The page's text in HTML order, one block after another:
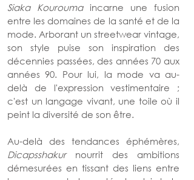
Siaka Kourouma incarne une fusion
entre les domaines de la santé et de la
mode. Arborant un streetwear vintage,
son style puise son inspiration des
décennies passées, des années 70 aux
années 90. Pour lui, la mode va au-
delà de l'expression vestimentaire ;
c'est un langage vivant, une toile où il
peint la diversité de son être.
Dicapsshakur nourrit des ambitions
démesurées en tissant des liens entre